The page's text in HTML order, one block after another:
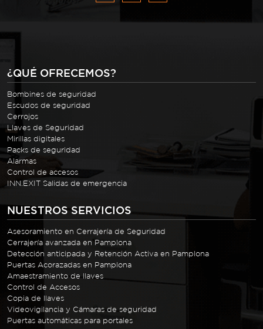
¿QUÉ OFRECEMOS?
Bombines de seguridad
Escudos de seguridad
Cerrojos
Llaves de Seguridad
Mirillas digitales
Packs de seguridad
Alarmas
Control de accesos
INN.EXIT Salidas de emergencia
NUESTROS SERVICIOS
Asesoramiento en Cerrajería de Seguridad
Cerrajería avanzada en Pamplona
Detección anticipada y Retención Activa en Pamplona
Puertas Acorazadas en Pamplona
Amaestramiento de llaves
Control de Accesos
Copia de llaves
Videovigilancia y Cámaras de seguridad
Puertas automáticas para portales